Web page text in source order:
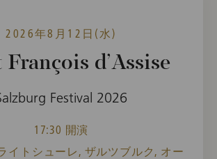
2026年8月12日(水)
François d’Assise
Festival 2026
17:30 開演
イトシューレ, ザルツブルク, オー